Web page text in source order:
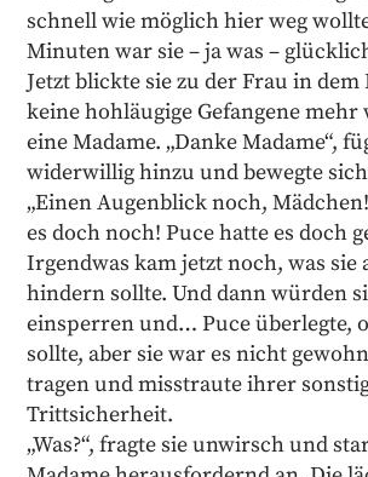
schnell wie möglich hier weg
Minuten war sie – ja was –
Jetzt blickte sie zu der Frau in
keine hohläugige Gefangene mehr
eine Madame. „Danke Madame“,
widerwillig hinzu und bewegte
„Einen Augenblick noch,
es doch noch! Puce hatte es doch
Irgendwas kam jetzt noch, was sie
hindern sollte. Und dann würden
einsperren und… Puce überlegte,
sollte, aber sie war es nicht
tragen und misstraute ihrer
Trittsicherheit.
„Was?“, fragte sie unwirsch und